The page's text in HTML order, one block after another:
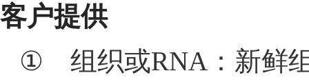
客户提供
① 组织或RNA：新鲜